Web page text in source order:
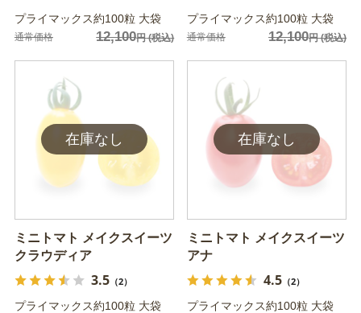
プライマックス約100粒 大袋
通常価格 12,100円(税込)
プライマックス約100粒 大袋
通常価格 12,100円(税込)
ミニトマト メイクスイーツ
クラウディア
3.5（2）
プライマックス約100粒 大袋
ミニトマト メイクスイーツ
アナ
4.5（2）
プライマックス約100粒 大袋